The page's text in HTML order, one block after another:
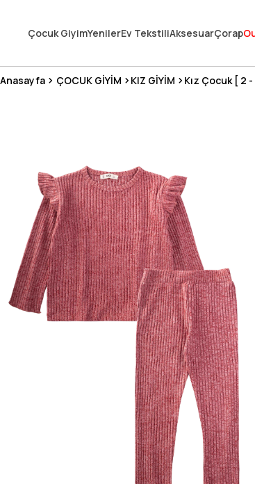
3 MİLYONDAN FAZLA MUTLU MÜŞTERİ ❤️ 10 MİLYON ÜRÜN
Çocuk GiyimYenilerEv TekstiliAksesuarÇorap
Anasayfa ÇOCUK GİYİM KIZ GİYİM Kız Çocuk [ 2 -